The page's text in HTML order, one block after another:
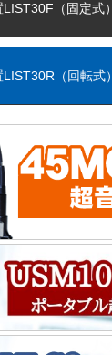
（固定式）
（回転式）